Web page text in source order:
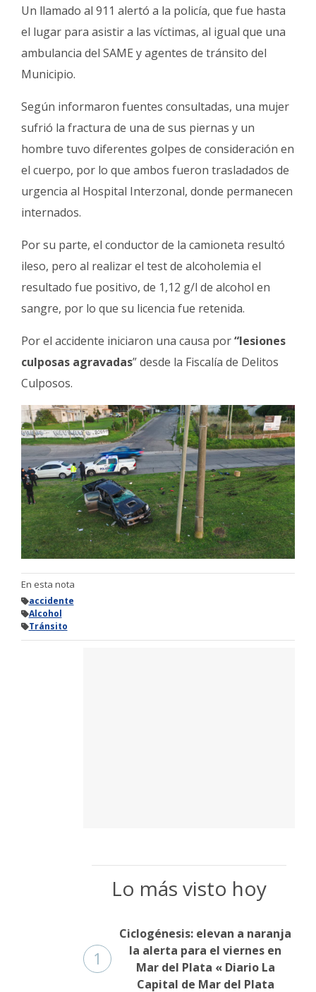
Un llamado al 911 alertó a la policía, que fue hasta
el lugar para asistir a las víctimas, al igual que una
ambulancia del SAME y agentes de tránsito del
Municipio.
Según informaron fuentes consultadas, una mujer
sufrió la fractura de una de sus piernas y un
hombre tuvo diferentes golpes de consideración en
el cuerpo, por lo que ambos fueron trasladados de
urgencia al Hospital Interzonal, donde permanecen
internados.
Por su parte, el conductor de la camioneta resultó
ileso, pero al realizar el test de alcoholemia el
resultado fue positivo, de 1,12 g/l de alcohol en
sangre, por lo que su licencia fue retenida.
Por el accidente iniciaron una causa por“lesiones
culposas agravadas” desde la Fiscalía de Delitos
Culposos.
En esta nota
accidente
Alcohol
Tránsito
Lo más visto hoy
1
Ciclogénesis: elevan a naranja
la alerta para el viernes en
Mar del Plata « Diario La
Capital de Mar del Plata